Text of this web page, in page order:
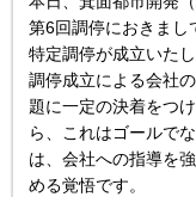
第6回調停におきまし
特定調停が成立いたし
調停成立による会社
題に一定の決着をつ
ら、これはゴールで
は、会社への指導を
める覚悟です。